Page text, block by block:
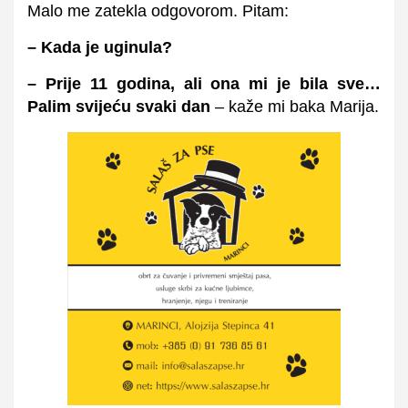
Malo me zatekla odgovorom. Pitam:
– Kada je uginula?
– Prije 11 godina, ali ona mi je bila sve…
Palim svijeću svaki dan – kaže mi baka Marija.